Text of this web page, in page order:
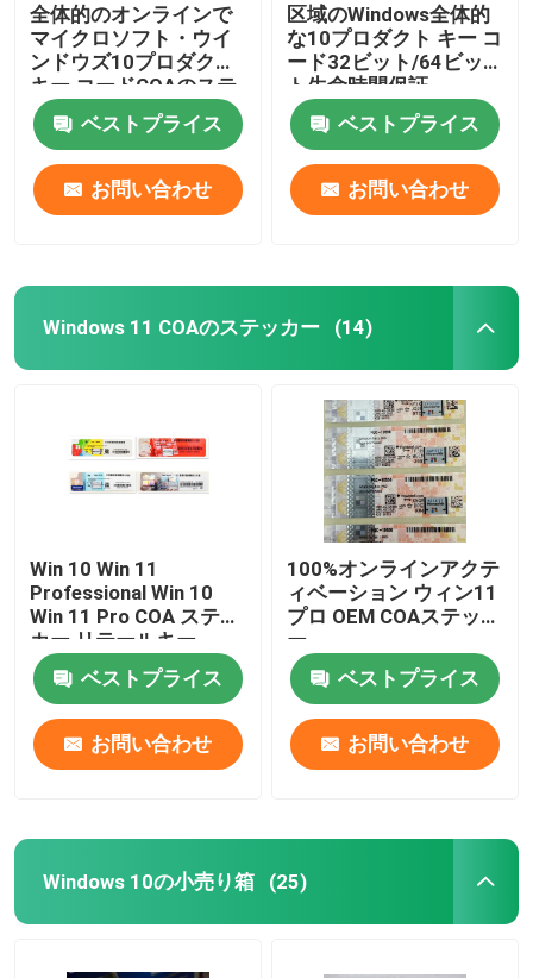
全体的のオンラインで
マイクロソフト・ウイ
ンドウズ10プロダクト
キー コードCOAのステ
ッカーの活発化
ベストプライス
お問い合わせ
区域のWindows全体的
な10プロダクト キー コ
ード32ビット/64ビッ
ト生命時間保証
ベストプライス
お問い合わせ
Windows 11 COAのステッカー (14)
Win 10 Win 11
Professional Win 10
Win 11 Pro COA ステッ
カー リテールキー
ベストプライス
お問い合わせ
100%オンラインアクテ
ィベーション ウィン11
プロ OEM COAステッカ
ー
ベストプライス
お問い合わせ
Windows 10の小売り箱 (25)